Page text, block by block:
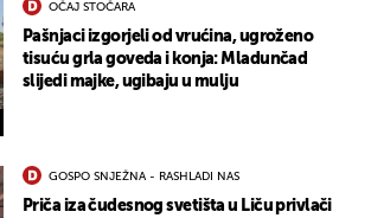
OČAJ STOČARA
Pašnjaci izgorjeli od vrućina, ugroženo
tisuću grla goveda i konja: Mladunčad
slijedi majke, ugibaju u mulju
GOSPO SNJEŽNA - RASHLADI NAS
Priča iza čudesnog svetišta u Liču privlači
UKLJUČITE NOTIFIKACIJE